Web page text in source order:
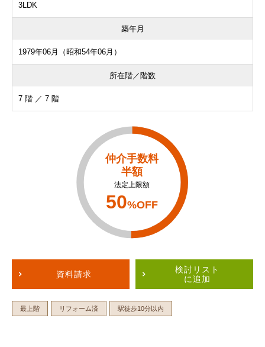
3LDK
築年月
1979年06月（昭和54年06月）
所在階／階数
7 階 ／ 7 階
仲介手数料
半額
法定上限額
50%OFF
資料請求
検討リスト
に追加
最上階 リフォーム済 駅徒歩10分以内